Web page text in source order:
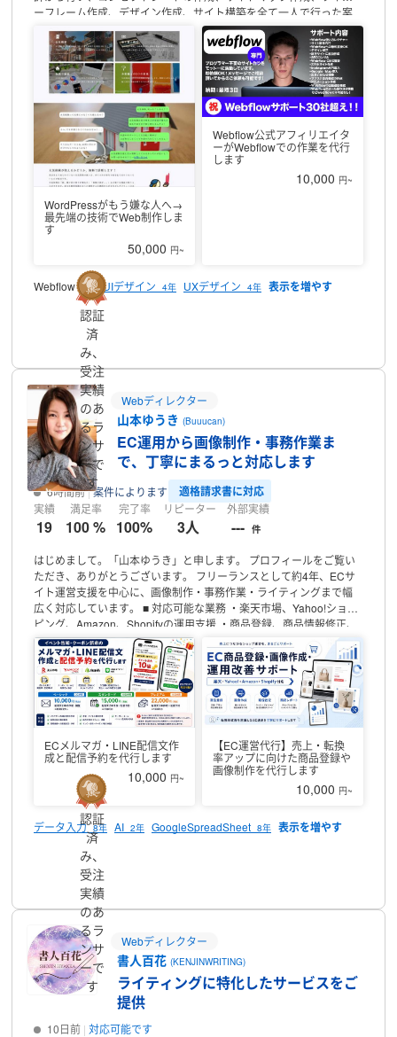
ーフレーム作成、デザイン作成、サイト構築を全て一人で行った案
件もあります。現在ではデザイン。構築をチームメンバーとともに
対応しております。現在は3名のチーム＋2名の臨時助っ人でWeb春
という屋号で活動しております。個人事業主としての活動にはなり
ますが、チームで活動しています。
当社はSEO集客が9割の集客源と
なっており、今後のAI時代にも備えて戦っております。しかしそれだ
けでは安定しないので集客チャネルを増やすという目的の元、ラン
サーズへ出品させていただくことにしました。
方々と比べると多少値段が高くなるかもしれません。しかしその分
当社ではクオリティーや納期、明確な制作フローなどで差別化して
おります。案件対応の詳細につきましては一度ミーティングにてご
相談いただけますと幸いです。
「こんな内容大丈夫かな？」という
場合は、ミーティング用（1h）の商品からご相談だけでも対応可能
です。ご確認いただけますと幸いです。
デザインのクオリティーに満足いかず返金希望の方はまずは再度
デザインのヒアリングを行います。どの点が不満で満足しないかを
再検討し、修正対応させていただきます。修正後デザインをご確認
いただき、改善できているかを確認いただきます。この工程を三度
繰り返し、それでも満足いかない場合は返金またはキャンセルさせ
ていただきます。但し、デザイン改善に協力的でなく、荒らし・迷
惑行為と捉えられる際は返金はできかねます。
連絡なしで納期遅れが発生したら100％返金させていただきます。
Web制作は納期までの時間が短いと変更になることがよくありま
す。理由はデザイン修正や文章の用意などに時間がかかるケースが
あるためです。そのため納期は定期的に納品可能な日程をお客様と
打ち合わせしながら決めていきます。返金保証では「連絡なしに期
日になる」「納期の変更連絡がなしに納期が過ぎる」それによって2
次トラブルが生じる場合に100％返金させていただきます。
WordPressがもう嫌な人へ→
最先端の技術でWeb制作しま
す
50,000 円~
Webflow公式アフィリエイタ
ーがWebflowでの作業を代行
します
10,000 円~
Webflow 4年 UIデザイン 4年 UXデザイン 4年
認証
済
み、
受注
実績
のあ
るラ
ンサ
ーで
す
Webディレクター
山本ゆうき(Buuucan)
EC運用から画像制作・事務作業ま
で、丁寧にまるっと対応します
6時間前 案件によります 適格請求書に対応
実績
19
満足率
100 %
完了率
100%
リピーター
3人
外部実績
--- 件
はじめまして。「山本ゆうき」と申します。
プロフィールをご覧い
ただき、ありがとうございます。
フリーランスとして約4年、ECサ
イト運営支援を中心に、画像制作・事務作業・ライティングまで幅
広く対応しています。
■ 対応可能な業務 ・楽天市場、Yahoo!ショッ
ピング、Amazon、Shopifyの運用支援 ・商品登録、商品情報修正、
CSV登録・更新・在庫管理、価格管理、ページ更新・クーポン、セ
ール設定・メルマガ、LINE配信文の作成・配信補助・売上、アクセ
ス、転換率などの集計・簡易レポート作成・商品ページ改善、販促
施策の整理・作業者への指示出し、進捗確認、納品チェック・
Photoshopでのサムネイル、バナー制作
・データ入力、文字起こ
し、資料作成、ライティング■ 実績 ・EC運用支援：約4年・楽天、
あり・楽天店舗にて、スマートフォン転換率が前年同月比で最大約
4.2倍に改善した施策に関与・サムネイル画像制作：5,000枚以上・
記事作成：200記事以上・文字起こし、データ起こし：2,000分以上
・事務職経験：約8年
単なる作業だけでなく、目的や優先順位を整理
しながら、運用改善まで踏み込んで対応できる点が強みです。
を守り、丁寧な確認とやり取りを大切にしています。まずはお気軽
にご相談ください。
ECメルマガ・LINE配信文作
成と配信予約を代行します
10,000 円~
【EC運営代行】売上・転換
率アップに向けた商品登録や
画像制作を代行します
10,000 円~
データ入力 8年 AI 2年 GoogleSpreadSheet 8年
認証
済
み、
受注
実績
のあ
るラ
ンサ
ーで
す
Webディレクター
書人百花(KENJINWRITING)
ライティングに特化したサービスをご
提供
10日前 対応可能です